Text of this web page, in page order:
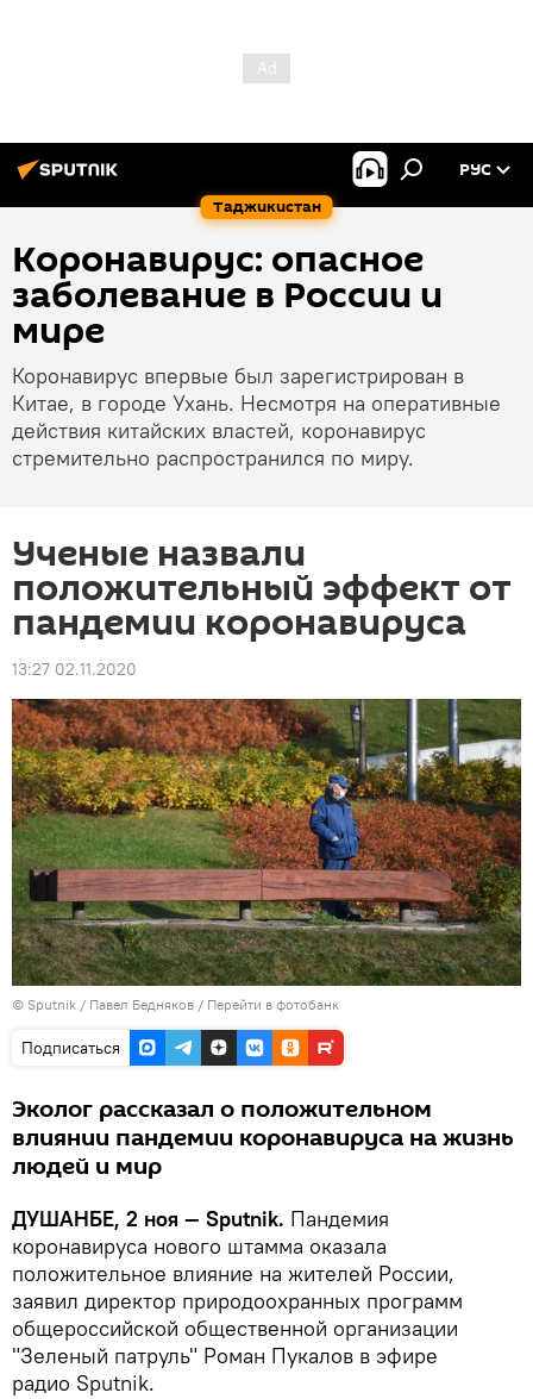
Таджикистан
РУС
Коронавирус: опасное
заболевание в России и
мире
Коронавирус впервые был зарегистрирован в
Китае, в городе Ухань. Несмотря на оперативные
действия китайских властей, коронавирус
стремительно распространился по миру.
Ученые назвали
положительный эффект от
пандемии коронавируса
13:27 02.11.2020
© Sputnik / Павел Бедняков / Перейти в фотобанк
Подписаться
Эколог рассказал о положительном
влиянии пандемии коронавируса на жизнь
людей и мир
ДУШАНБЕ, 2 ноя — Sputnik. Пандемия
коронавируса нового штамма оказала
положительное влияние на жителей России,
заявил директор природоохранных программ
общероссийской общественной организации
"Зеленый патруль" Роман Пукалов в эфире
радио Sputnik.